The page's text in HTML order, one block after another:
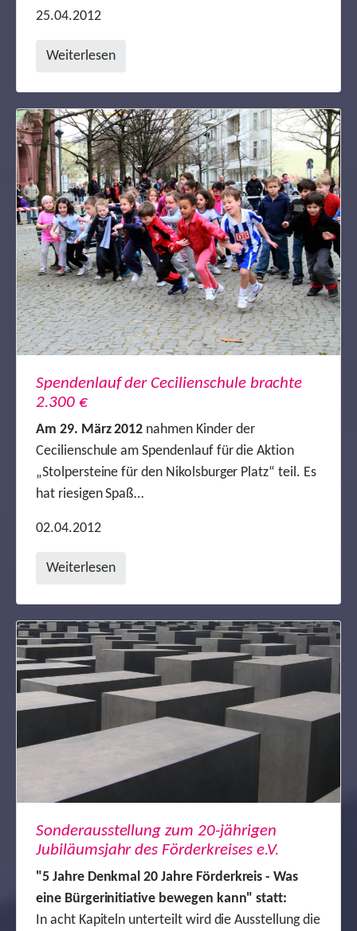
25.04.2012
Weiterlesen
Spendenlauf der Cecilienschule brachte
2.300 €
Am 29. März 2012 nahmen Kinder der
Cecilienschule am Spendenlauf für die Aktion
„Stolpersteine für den Nikolsburger Platz“ teil. Es
hat riesigen Spaß…
02.04.2012
Weiterlesen
Sonderausstellung zum 20-jährigen
Jubiläumsjahr des Förderkreises e.V.
"5 Jahre Denkmal 20 Jahre Förderkreis - Was
eine Bürgerinitiative bewegen kann" statt:
In acht Kapiteln unterteilt wird die Ausstellung die